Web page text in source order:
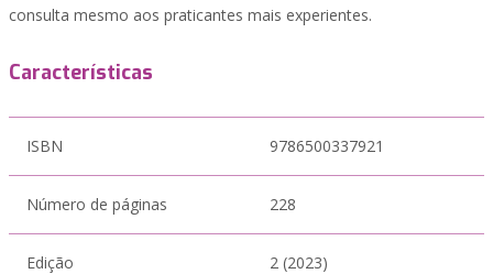
consulta mesmo aos praticantes mais experientes.
Características
ISBN 9786500337921
Número de páginas 228
Edição 2 (2023)